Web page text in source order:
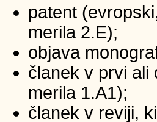
patent
merila 2.E);
objava
članek v prvi ali
merila 1.A1);
članek v reviji,